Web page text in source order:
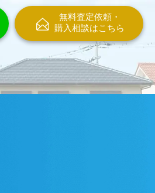
無料査定依頼・
購入相談はこちら